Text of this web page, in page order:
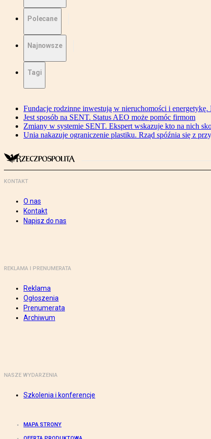
Polecane
Najnowsze
Tagi
Fundacje rodzinne inwestują w nieruchomości i energetykę.
Jest sposób na SENT. Status AEO może pomóc firmom
Zmiany w systemie SENT. Ekspert wskazuje kto na nich
Unia nakazuje ograniczenie plastiku. Rząd spóźnia się z
KONTAKT
O nas
Kontakt
Napisz do nas
REKLAMA I PRENUMERATA
Reklama
Ogłoszenia
Prenumerata
Archiwum
NASZE WYDARZENIA
Szkolenia i konferencje
MAPA STRONY